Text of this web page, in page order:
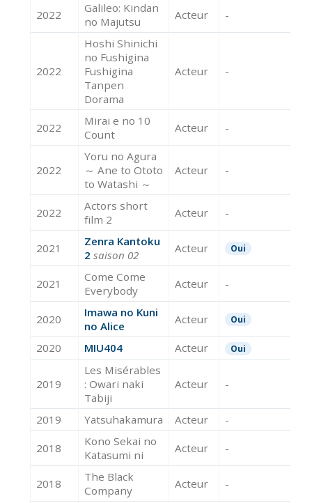
2022
Galileo: Kindan
no Majutsu
Acteur -
2022
Hoshi Shinichi
no Fushigina
Fushigina
Tanpen
Dorama
Acteur -
2022
Mirai e no 10
Count
Acteur -
2022
Yoru no Agura
～ Ane to Ototo
to Watashi ～
Acteur -
2022
Actors short
film 2
Acteur -
2021
Zenra Kantoku
2 saison 02 Acteur Oui
2021
Come Come
Everybody
Acteur -
2020
Imawa no Kuni
no Alice
Acteur Oui
2020 MIU404 Acteur Oui
2019
Les Misérables
: Owari naki
Tabiji
Acteur -
2019 Yatsuhakamura Acteur -
2018
Kono Sekai no
Katasumi ni
Acteur -
2018
The Black
Company
Acteur -